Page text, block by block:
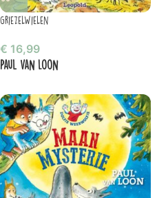
GriezelWielen
€ 16,99
Paul van Loon